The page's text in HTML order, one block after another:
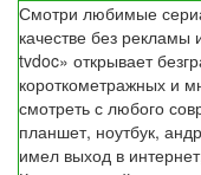
Смотри любимые
качестве без рекламы
tvdoc» открывает
короткометражных и
смотреть с любого
планшет, ноутбук,
имел выход в